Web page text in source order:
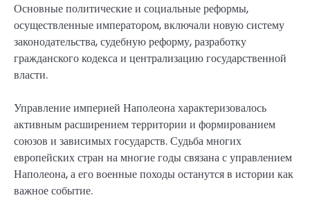
Основные политические и социальные реформы,
осуществленные императором, включали новую систему
законодательства, судебную реформу, разработку
гражданского кодекса и централизацию государственной
власти.
Управление империей Наполеона характеризовалось
активным расширением территории и формированием
союзов и зависимых государств. Судьба многих
европейских стран на многие годы связана с управлением
Наполеона, а его военные походы останутся в истории как
важное событие.